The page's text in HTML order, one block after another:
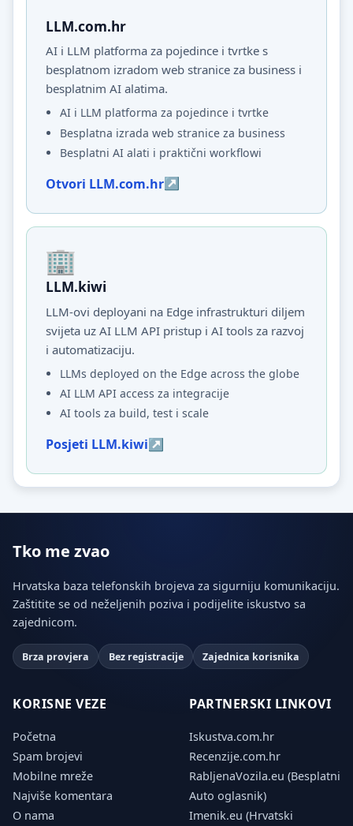
LLM.com.hr
AI i LLM platforma za pojedince i tvrtke s
besplatnom izradom web stranice za business i
besplatnim AI alatima.
AI i LLM platforma za pojedince i tvrtke
Besplatna izrada web stranice za business
Besplatni AI alati i praktični workflowi
Otvori LLM.com.hr
LLM.kiwi
LLM-ovi deployani na Edge infrastrukturi diljem
svijeta uz AI LLM API pristup i AI tools za razvoj
i automatizaciju.
LLMs deployed on the Edge across the globe
AI LLM API access za integracije
AI tools za build, test i scale
Posjeti LLM.kiwi
Tko me zvao
Hrvatska baza telefonskih brojeva za sigurniju komunikaciju.
Zaštitite se od neželjenih poziva i podijelite iskustvo sa
zajednicom.
Brza provjera Bez registracije Zajednica korisnika
KORISNE VEZE
Početna
Spam brojevi
Mobilne mreže
Najviše komentara
O nama
PARTNERSKI LINKOVI
Iskustva.com.hr
Recenzije.com.hr
RabljenaVozila.eu (Besplatni
Auto oglasnik)
Imenik.eu (Hrvatski